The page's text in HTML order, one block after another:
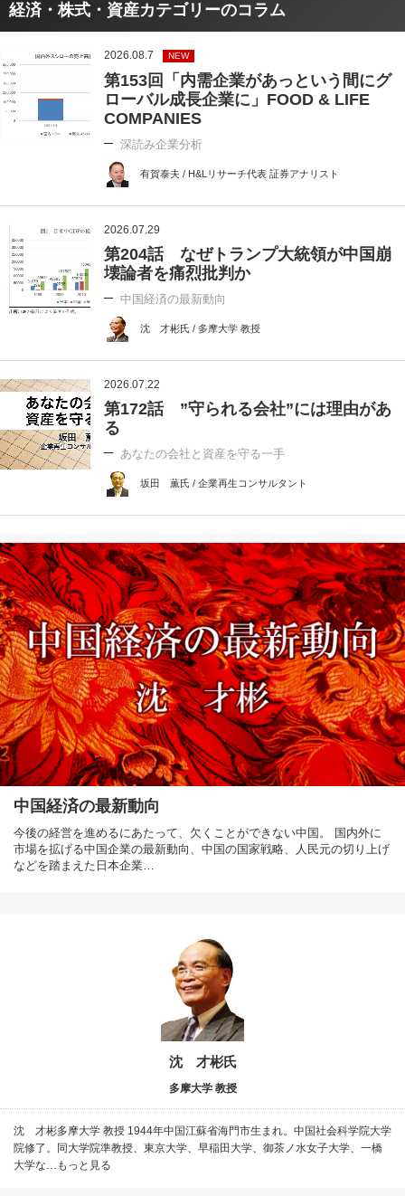
経済・株式・資産カテゴリーのコラム
2026.08.7 NEW
第153回「内需企業があっという間にグ
ローバル成長企業に」FOOD & LIFE
COMPANIES
深読み企業分析
有賀泰夫 / H&Lリサーチ代表 証券アナリスト
2026.07.29
第204話 なぜトランプ大統領が中国崩
壊論者を痛烈批判か
中国経済の最新動向
沈 才彬氏 / 多摩大学 教授
2026.07.22
第172話 ”守られる会社”には理由があ
る
あなたの会社と資産を守る一手
坂田 薫氏 / 企業再生コンサルタント
中国経済の最新動向
今後の経営を進めるにあたって、欠くことができない中国。 国内外に
市場を拡げる中国企業の最新動向、中国の国家戦略、人民元の切り上げ
などを踏まえた日本企業…
沈 才彬氏
多摩大学 教授
沈 才彬多摩大学 教授 1944年中国江蘇省海門市生まれ。中国社会科学院大学
院修了。同大学院準教授、東京大学、早稲田大学、御茶ノ水女子大学、一橋
大学な…もっと見る